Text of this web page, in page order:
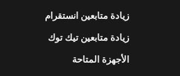
زيادة متابعين انستقرام
زيادة متابعين تيك توك
الأجهزة المتاحة